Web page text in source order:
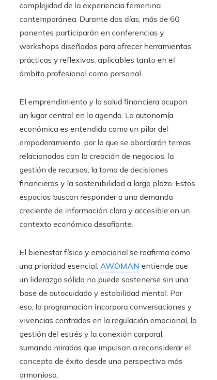
complejidad de la experiencia femenina
contemporánea. Durante dos días, más de 60
ponentes participarán en conferencias y
workshops diseñados para ofrecer herramientas
prácticas y reflexivas, aplicables tanto en el
ámbito profesional como personal.
El emprendimiento y la salud financiera ocupan
un lugar central en la agenda. La autonomía
económica es entendida como un pilar del
empoderamiento, por lo que se abordarán temas
relacionados con la creación de negocios, la
gestión de recursos, la toma de decisiones
financieras y la sostenibilidad a largo plazo. Estos
espacios buscan responder a una demanda
creciente de información clara y accesible en un
contexto económico desafiante.
El bienestar físico y emocional se reafirma como
una prioridad esencial. AWOMAN entiende que
un liderazgo sólido no puede sostenerse sin una
base de autocuidado y estabilidad mental. Por
eso, la programación incorpora conversaciones y
vivencias centradas en la regulación emocional, la
gestión del estrés y la conexión corporal,
sumando miradas que impulsan a reconsiderar el
concepto de éxito desde una perspectiva más
armoniosa.